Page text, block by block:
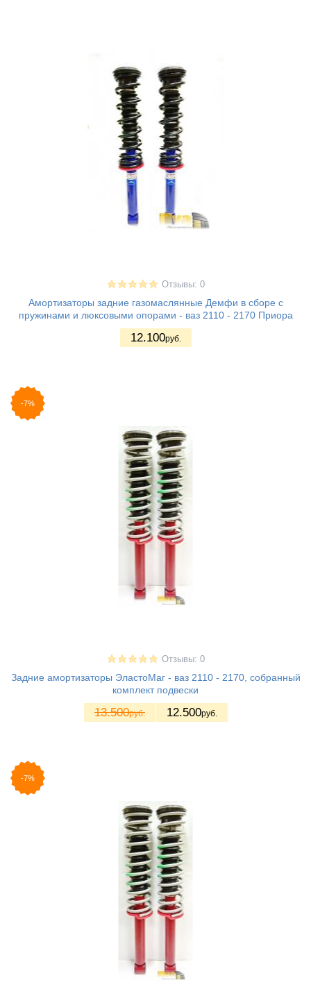
Отзывы: 0
Амортизаторы задние газомаслянные Демфи в сборе с
пружинами и люксовыми опорами - ваз 2110 - 2170 Приора
12.100руб.
-7%
Отзывы: 0
Задние амортизаторы ЭластоМаг - ваз 2110 - 2170, собранный
комплект подвески
13.500руб. 12.500руб.
-7%